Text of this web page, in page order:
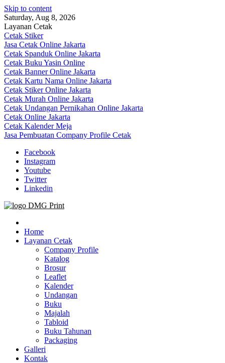
Skip to content
Saturday, Aug 8, 2026
Layanan Cetak
Cetak Stiker
Jasa Cetak Online Jakarta
Cetak Spanduk Online Jakarta
Cetak Buku Yasin Online
Cetak Banner Online Jakarta
Cetak Kartu Nama Online Jakarta
Cetak Stiker Online Jakarta
Cetak Murah Online Jakarta
Cetak Undangan Pernikahan Online Jakarta
Cetak Online Jakarta
Cetak Kalender Meja
Jasa Pembuatan Company Profile Cetak
Facebook
Instagram
Youtube
Twitter
Linkedin
Jasa Cetak Online DMG Printing
Home
Layanan Cetak
Company Profile
Katalog
Brosur
Leaflet
Kalender
Undangan
Buku
Majalah
Tabloid
Buku Tahunan
Packaging
Galleri
Kontak